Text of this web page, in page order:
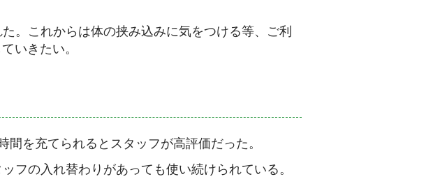
。これからは体の挟み込みに気をつける等、ご利
いきたい。
を充てられるとスタッフが高評価だった。
フの入れ替わりがあっても使い続けられている。